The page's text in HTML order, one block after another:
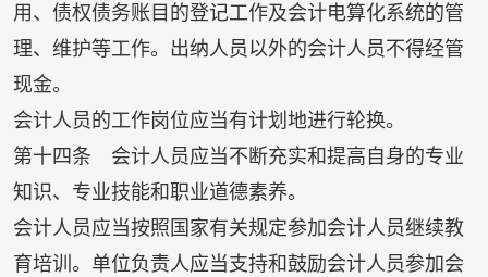
用、债权债务账目的登记工作及会计电算化系统的管
理、维护等工作。出纳人员以外的会计人员不得经管
现金。
会计人员的工作岗位应当有计划地进行轮换。
第十四条 会计人员应当不断充实和提高自身的专业
知识、专业技能和职业道德素养。
会计人员应当按照国家有关规定参加会计人员继续教
育培训。单位负责人应当支持和鼓励会计人员参加会